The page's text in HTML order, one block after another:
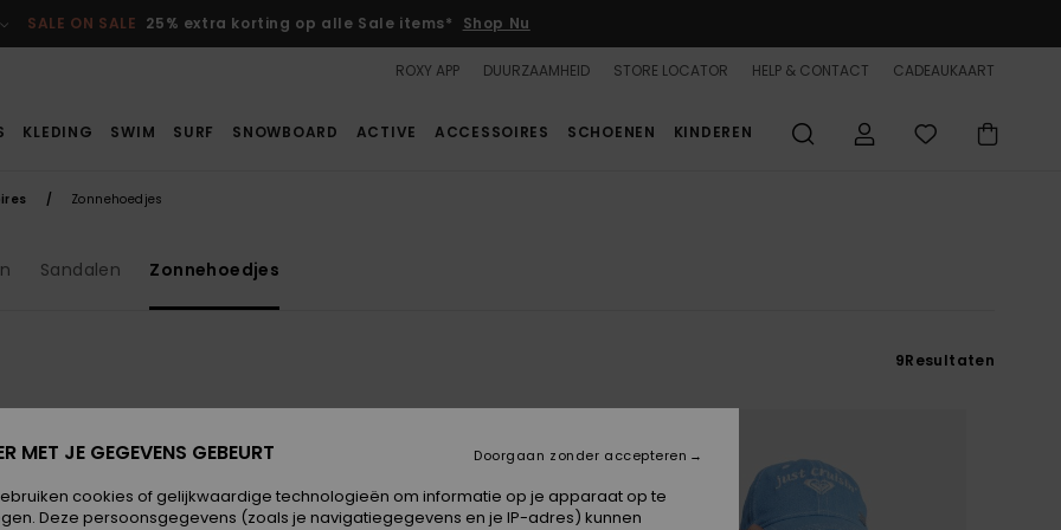
SALE ON SALE 25% extra korting op alle Sale items* Shop Nu
ROXY APP DUURZAAMHEID STORE LOCATOR HELP & CONTACT CADEAUKAART
KLEDING SWIM SURF SNOWBOARD ACTIVE ACCESSOIRES SCHOENEN KINDEREN
Zonnehoedjes
Sandalen Zonnehoedjes
9Resultaten
MET JE GEGEVENS GEBEURT
cookies of gelijkwaardige technologieën om informatie op je apparaat op te
Deze persoonsgegevens (zoals je navigatiegegevens en je IP-adres) kunnen
Doorgaan zonder accepteren